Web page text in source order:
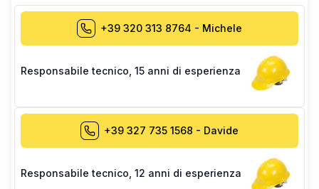
+39 320 313 8764 - Michele
Responsabile tecnico 15 anni di esperienza
+39 327 735 1568 - Davide
Responsabile tecnico 12 anni di esperienza